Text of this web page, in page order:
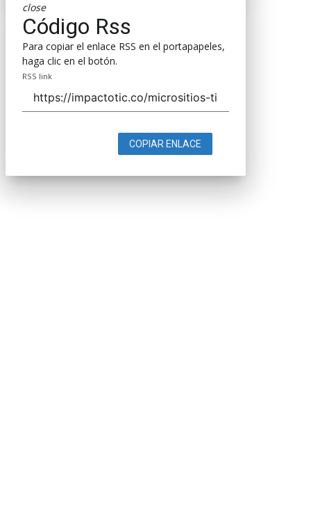
close
Código Rss
Para copiar el enlace RSS en el portapapeles,
haga clic en el botón.
RSS link
COPIAR ENLACE